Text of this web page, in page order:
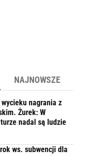
NAJNOWSZE
nagrania z
Żurek: W
nadal są ludzie
ws. subwencji dla